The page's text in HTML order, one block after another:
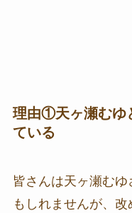
理由①天ヶ瀬むゆ
ている
皆さんは天ヶ瀬む
もしれませんが、改